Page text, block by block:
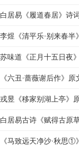
白居易《履道春居》诗
李煜《清平乐·别来春
苏味道《正月十五日夜
《六丑·蔷薇谢后作》
戎昱《移家别湖上亭》
白居易古诗《赋得古原
《马致远天净沙·秋思